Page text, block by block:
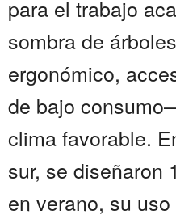
para el trabajo
sombra de
ergonómico,
de bajo
clima favorable.
sur, se diseñaron
en verano, su